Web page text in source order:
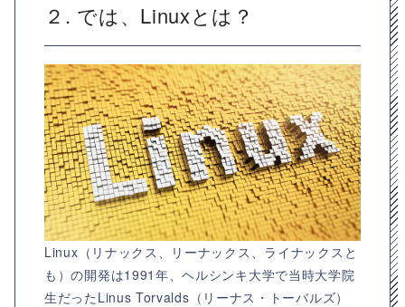
２. では、Linuxとは？
Linux（リナックス、リーナックス、ライナックスと
も）の開発は1991年、ヘルシンキ大学で当時大学院
生だったLinus Torvalds（リーナス・トーバルズ）